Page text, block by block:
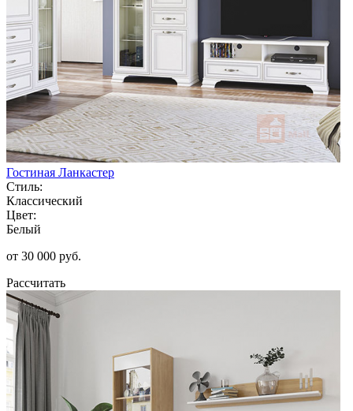
Гостиная Ланкастер
Стиль:
Классический
Цвет:
Белый
от 30 000 руб.
Рассчитать